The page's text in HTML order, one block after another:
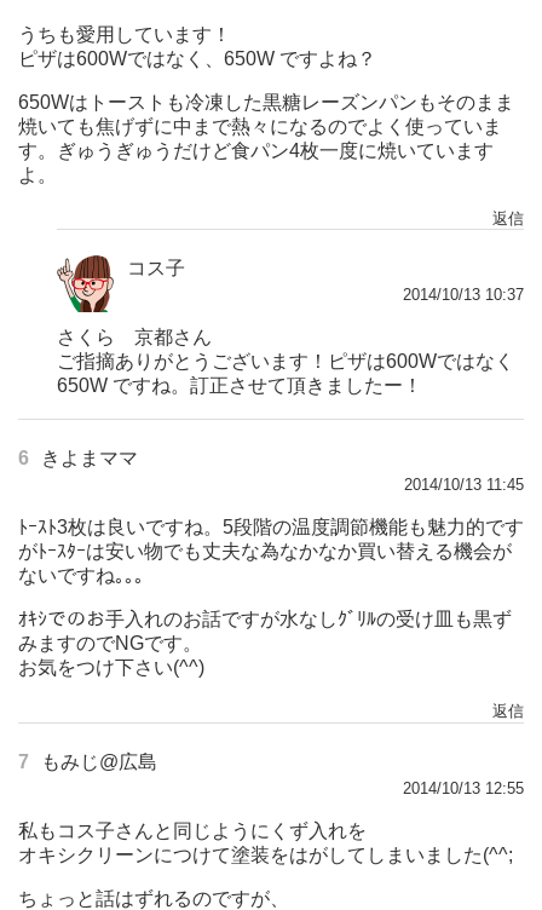
うちも愛用しています！
ピザは600Wではなく、650W ですよね？
650Wはトーストも冷凍した黒糖レーズンパンもそのまま
焼いても焦げずに中まで熱々になるのでよく使っていま
す。ぎゅうぎゅうだけど食パン4枚一度に焼いています
よ。
返信
コス子
2014/10/13 10:37
さくら 京都さん
ご指摘ありがとうございます！ピザは600Wではなく
650W ですね。訂正させて頂きましたー！
6 きよまママ
2014/10/13 11:45
ﾄｰｽﾄ3枚は良いですね。5段階の温度調節機能も魅力的です
がﾄｰｽﾀｰは安い物でも丈夫な為なかなか買い替える機会が
ないですね｡｡｡
ｵｷｼでのお手入れのお話ですが水なしｸﾞﾘﾙの受け皿も黒ず
みますのでNGです。
お気をつけ下さい(^^)
返信
7 もみじ@広島
2014/10/13 12:55
私もコス子さんと同じようにくず入れを
オキシクリーンにつけて塗装をはがしてしまいました(^^;
ちょっと話はずれるのですが、